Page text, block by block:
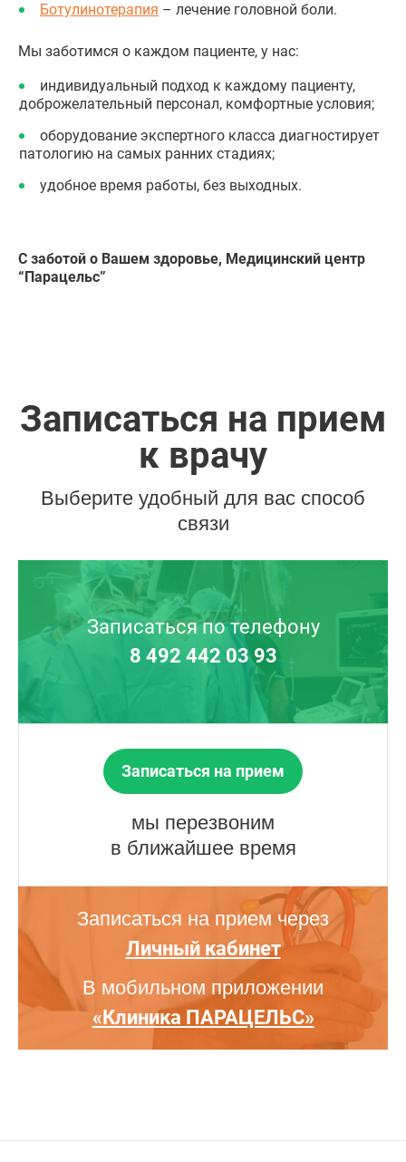
Ботулинотерапия – лечение головной боли.
Мы заботимся о каждом пациенте, у нас:
индивидуальный подход к каждому пациенту,
доброжелательный персонал, комфортные условия;
оборудование экспертного класса диагностирует
патологию на самых ранних стадиях;
удобное время работы, без выходных.
С заботой о Вашем здоровье, Медицинский центр
“Парацельс”
Записаться на прием
к врачу
Выберите удобный для вас способ
связи
Записаться по телефону
8 492 442 03 93
Записаться на прием
мы перезвоним
в ближайшее время
Записаться на прием через
Личный кабинет
В мобильном приложении
«Клиника ПАРАЦЕЛЬС»